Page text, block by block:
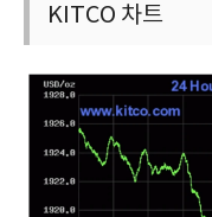
KITCO 차트